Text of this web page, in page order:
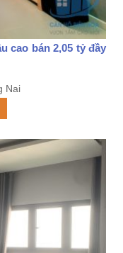
cao bán 2,05 tỷ đầy
Nai